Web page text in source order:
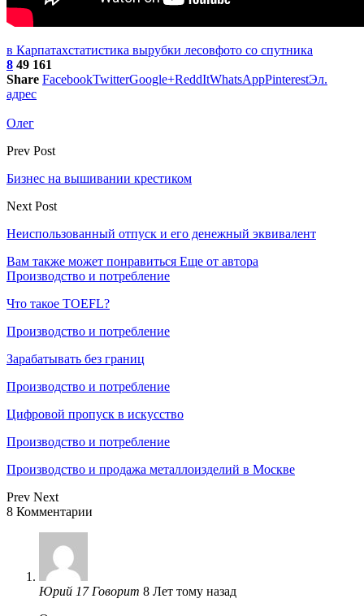
в Карпатахстатистика вырубки лесовфото со спутника
8 49 161
Share FacebookTwitterGoogle+ReddItWhatsAppPinterestЭл.
адрес
Олег
Prev Post
Бизнес на вышивании крестиком
Next Post
Неиспользованный отпуск и его денежный эквивалент
Вам также может понравиться Еще от автора
Производство и потребление
Что такое TOEFL?
Производство и потребление
Зарабатывать без границ
Производство и потребление
Цифровой пропуск в искусство
Производство и потребление
Производство и продажа металлоизделий в Москве
Prev Next
8 Комментарии
Юрий 17 Говорит 8 Лет тому назад